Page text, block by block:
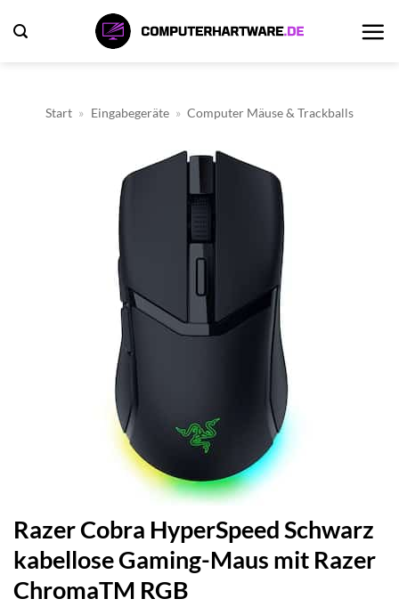
Inhalt
Start » Eingabegeräte » Computer Mäuse & Trackballs
Razer Cobra HyperSpeed Schwarz
kabellose Gaming-Maus mit Razer
ChromaTM RGB